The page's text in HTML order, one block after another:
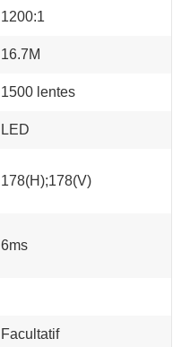
1200:1
16.7M
1500 lentes
LED
178(H);178(V)
6ms
Facultatif